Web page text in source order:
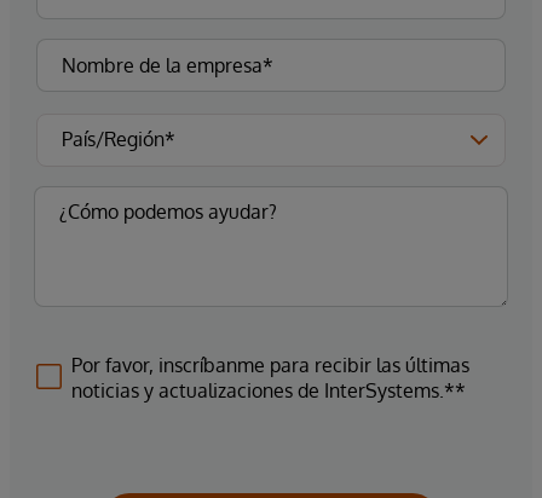
Por favor, inscríbanme para recibir las últimas
noticias y actualizaciones de InterSystems.**